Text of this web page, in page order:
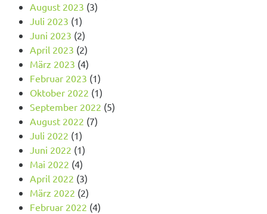
August 2023 (3)
Juli 2023 (1)
Juni 2023 (2)
April 2023 (2)
März 2023 (4)
Februar 2023 (1)
Oktober 2022 (1)
September 2022 (5)
August 2022 (7)
Juli 2022 (1)
Juni 2022 (1)
Mai 2022 (4)
April 2022 (3)
März 2022 (2)
Februar 2022 (4)